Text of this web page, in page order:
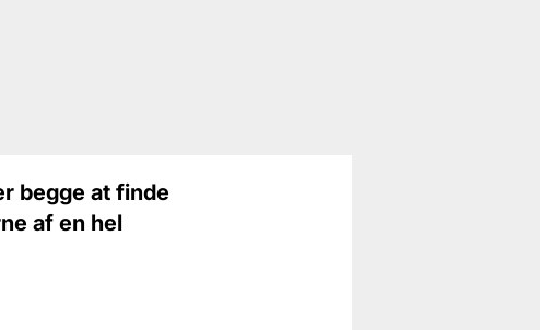
begge at finde
af en hel